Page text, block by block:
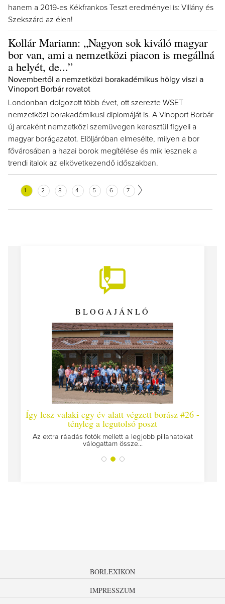
hanem a 2019-es Kékfrankos Teszt eredményei is: Villány és
Szekszárd az élen!
Kollár Mariann: „Nagyon sok kiváló magyar
bor van, ami a nemzetközi piacon is megállná
a helyét, de...”
Novembertől a nemzetközi borakadémikus hölgy viszi a
Vinoport Borbár rovatot
Londonban dolgozott több évet, ott szerezte WSET
nemzetközi borakadémikusi diplomáját is. A Vinoport Borbár
új arcaként nemzetközi szemüvegen keresztül figyeli a
magyar borágazatot. Elöljáróban elmesélte, milyen a bor
fővárosában a hazai borok megítélése és mik lesznek a
trendi italok az elkövetkezendő időszakban.
1 2 3 4 5 6 7
BLOGAJÁNLÓ
egy év alatt végzett borász #26 -
tényleg a legutolsó poszt
fotók mellett a legjobb pillanatokat
Így lesz valaki egy
Megírtuk a modulzáró
BORLEXIKON
IMPRESSZUM